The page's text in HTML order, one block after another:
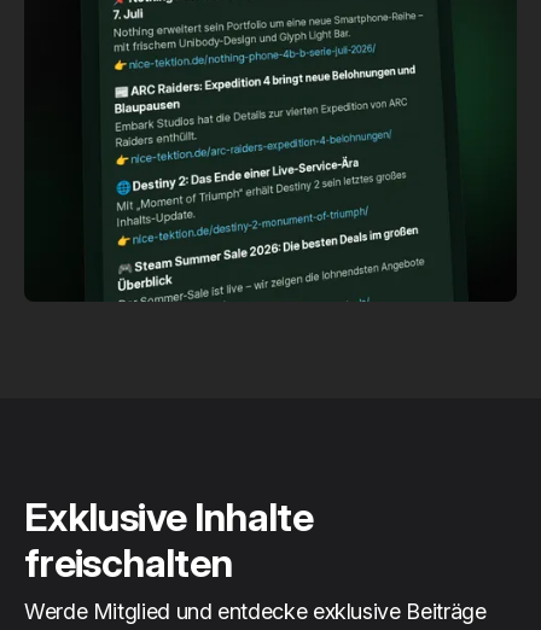
Exklusive Inhalte
freischalten
Werde Mitglied und entdecke exklusive Beiträge